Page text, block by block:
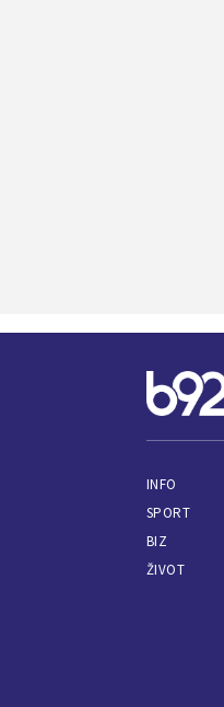
INFO
SPORT
BIZ
ŽIVOT